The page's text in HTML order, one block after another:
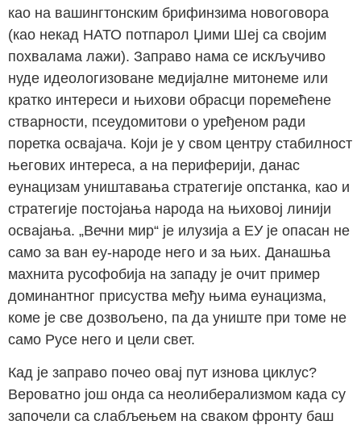
као на вашингтонским брифинзима новоговора
(као некад НАТО потпарол Џими Шеј са својим
похвалама лажи). Заправо нама се искључиво
нуде идеологизоване медијалне митонеме или
кратко интереси и њихови обрасци поремећене
стварности, псеудомитови о уређеном ради
поретка освајача. Који је у свом центру стабилност
његових интереса, а на периферији, данас
еунацизам уништавања стратегије опстанка, као и
стратегије постојања народа на њиховој линији
освајања. „Вечни мир“ је илузија а ЕУ је опасан не
само за ван еу-народе него и за њих. Данашња
махнита русофобија на западу је очит пример
доминантног присуства међу њима еунацизма,
коме је све дозвољено, па да униште при томе не
само Русе него и цели свет.
Кад је заправо почео овај пут изнова циклус?
Вероватно још онда са неолиберализмом када су
започели са слабљењем на сваком фронту баш